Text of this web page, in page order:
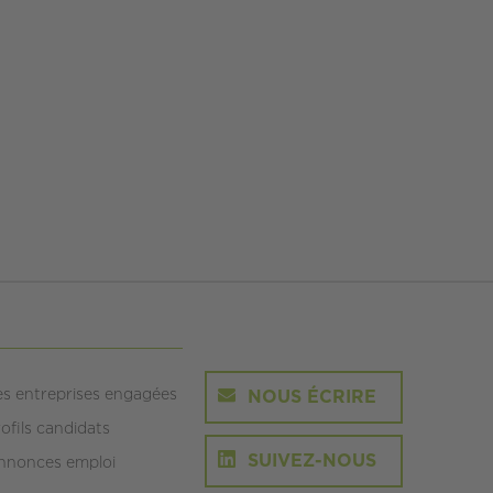
NOUS ÉCRIRE
SUIVEZ-NOUS
entreprises engagées
candidats
emploi